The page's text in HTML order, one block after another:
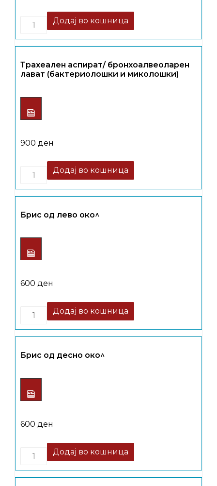
Quantity
Додај во кошница
Трахеален аспират/ бронхоалвеоларен
лават (бактериолошки и миколошки)
900 ден
Quantity
Додај во кошница
Брис од лево око^
600 ден
Quantity
Додај во кошница
Брис од десно око^
600 ден
Quantity
Додај во кошница